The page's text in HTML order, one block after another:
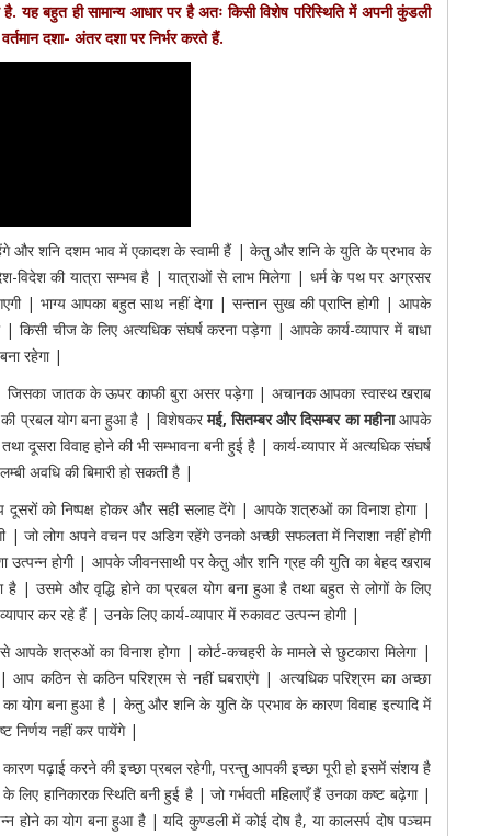
यह बहुत ही सामान्य आधार पर है अतः किसी विशेष परिस्थिति में अपनी कुंडली
दशा- अंतर दशा पर निर्भर करते हैं.
और शनि दशम भाव में एकादश के स्वामी हैं | केतु और शनि के युति के प्रभाव के
विदेश की यात्रा सम्भव है | यात्राओं से लाभ मिलेगा | धर्म के पथ पर अग्रसर
| भाग्य आपका बहुत साथ नहीं देगा | सन्तान सुख की प्राप्ति होगी | आपके
| किसी चीज के लिए अत्यधिक संघर्ष करना पड़ेगा | आपके कार्य-व्यापार में बाधा
रहेगा |
जातक के ऊपर काफी बुरा असर पड़ेगा | अचानक आपका स्वास्थ खराब
की प्रबल योग बना हुआ है | विशेषकरमई,सितम्बर और दिसम्बर का महीना आपके
विवाह होने की भी सम्भावना बनी हुई है | कार्य-व्यापार में अत्यधिक संघर्ष
अवधि की बिमारी हो सकती है |
को निष्पक्ष होकर और सही सलाह देंगे | आपके शत्रुओं का विनाश होगा |
लोग अपने वचन पर अडिग रहेंगे उनको अच्छी सफलता में निराशा नहीं होगी
उत्पन्न होगी | आपके जीवनसाथी पर केतु और शनि ग्रह की युति का बेहद खराब
है | उसमे और वृद्धि होने का प्रबल योग बना हुआ है तथा बहुत से लोगों के लिए
कर रहे हैं | उनके लिए कार्य-व्यापार में रुकावट उत्पन्न होगी |
शत्रुओं का विनाश होगा | कोर्ट-कचहरी के मामले से छुटकारा मिलेगा |
कठिन से कठिन परिश्रम से नहीं घबराएंगे | अत्यधिक परिश्रम का अच्छा
का योग बना हुआ है | केतु और शनि के युति के प्रभाव के कारण विवाह इत्यादि में
निर्णय नहीं कर पायेंगे |
पढ़ाई करने की इच्छा प्रबल रहेगी, परन्तु आपकी इच्छा पूरी हो इसमें संशय है
हानिकारक स्थिति बनी हुई है | जो गर्भवती महिलाएँ हैं उनका कष्ट बढ़ेगा |
होने का योग बना हुआ है | यदि कुण्डली में कोई दोष है, या कालसर्प दोष पञ्चम